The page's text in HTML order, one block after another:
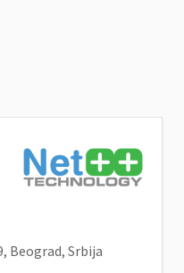
Beograd, Srbija